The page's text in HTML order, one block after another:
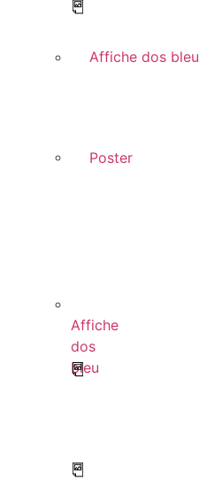
Poster
Affiche
dos
bleu
Affiche dos bleu